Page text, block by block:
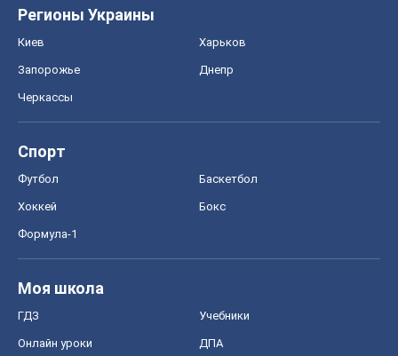
Регионы Украины
Киев Харьков
Запорожье Днепр
Черкассы
Спорт
Футбол Баскетбол
Хоккей Бокс
Формула-1
Моя школа
ГДЗ Учебники
Онлайн уроки ДПА